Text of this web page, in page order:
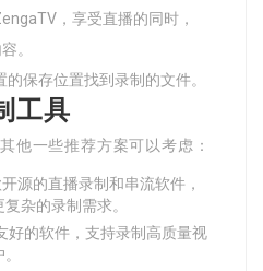
，享受直播的同时，
。
保存位置找到录制的文件。
工具
他一些推荐方案可以考虑：
源的直播录制和串流软件，
杂的录制需求。
好的软件，支持录制高质量视